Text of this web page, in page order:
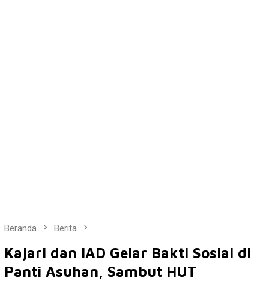
Beranda Berita
Kajari dan IAD Gelar Bakti Sosial di
Panti Asuhan, Sambut HUT